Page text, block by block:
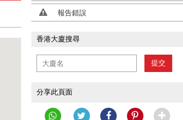
報告錯誤
香港大廈搜尋
提交
分享此頁面